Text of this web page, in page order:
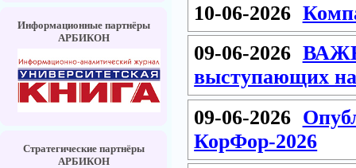
Информационные партнёры
АРБИКОН
Стратегические партнёры
АРБИКОН
10-06-2026
09-06-2026
выступающих на
09-06-2026
КорФор-2026